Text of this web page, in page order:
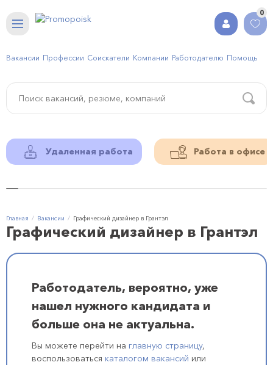
0
Вакансии Профессии Соискатели Компании Работодателю Помощь
Удаленная работа Работа в офисе
Главная Вакансии Графический дизайнер в Грантэл
Графический дизайнер в Грантэл
Работодатель, вероятно, уже
нашел нужного кандидата и
больше она не актуальна.
Вы можете перейти на главную страницу,
воспользоваться каталогом вакансий или